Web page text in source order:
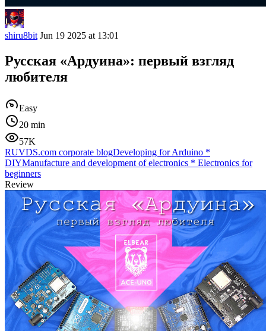
shiru8bit Jun 19 2025 at 13:01
Русская «Ардуина»: первый взгляд
любителя
Easy
20 min
57K
RUVDS.com corporate blogDeveloping for Arduino *
DIYManufacture and development of electronics * Electronics for
beginners
Review